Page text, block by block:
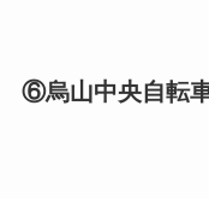
⑥烏山中央自転